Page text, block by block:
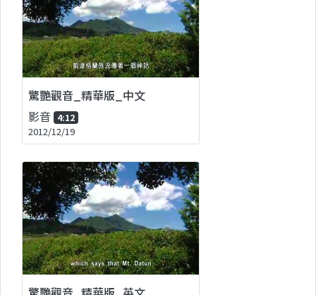
驚艷觀音_精華版_中文
影音 4:12
2012/12/19